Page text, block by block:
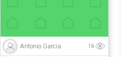
Antonio Garcia 16